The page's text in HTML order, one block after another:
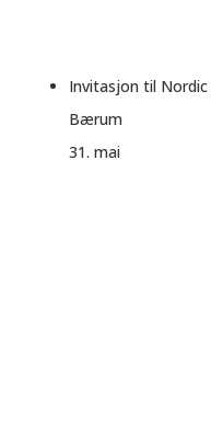
Invitasjon til Nordic
Bærum
31. mai